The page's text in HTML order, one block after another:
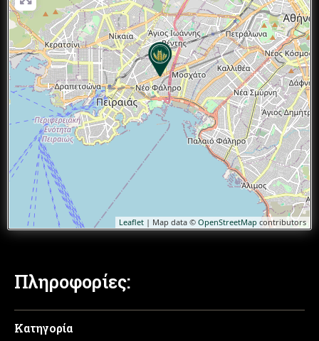
Leaflet | Map data © OpenStreetMap contributors
Πληροφορίες:
Κατηγορία